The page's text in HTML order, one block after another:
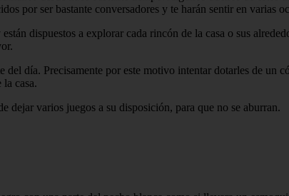
por ser bastante conversadores y te harán sentir en varias
dispuestos a explorar cada rincón de la casa o sus
día. Precisamente por este motivo intentar dotarles de un
casa.
dejar varios juegos a su disposición, para que no se aburran.